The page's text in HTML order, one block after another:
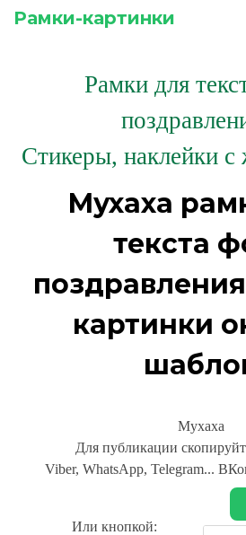
Рамки-картинки
Рамки для
Стикеры, наклейки
Мухаха
текста
картинки
Мухаха
Для публикации
Viber, WhatsApp, Telegram...
Или кнопкой: